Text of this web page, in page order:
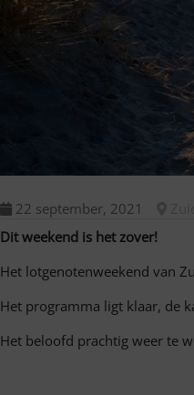
22 september, 2021
Dit weekend is het zover!
Het lotgenotenweekend van
Het programma ligt klaar, de
Het beloofd prachtig weer te